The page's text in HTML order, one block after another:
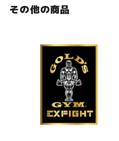
その他の商品